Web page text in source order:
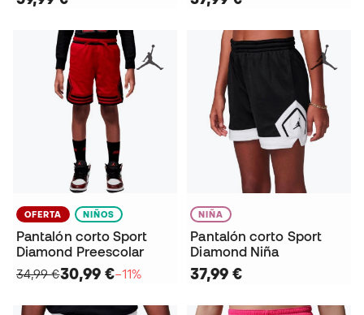
OFERTA NIÑOS
Pantalón corto Sport
Diamond Preescolar
34,99 €30,99 €−11%
NIÑA
Pantalón corto Sport
Diamond Niña
37,99 €